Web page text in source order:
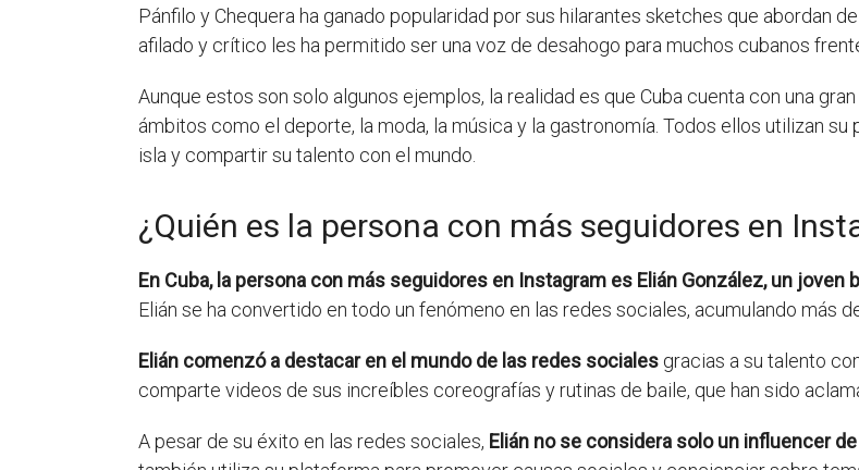
Pánfilo y Chequera ha ganado popularidad por sus hilarantes sketches que abordan
afilado y crítico les ha permitido ser una voz de desahogo para muchos cubanos
Aunque estos son solo algunos ejemplos, la realidad es que Cuba cuenta con una
ámbitos como el deporte, la moda, la música y la gastronomía. Todos ellos utilizan
isla y compartir su talento con el mundo.
¿Quién es la persona con más seguidores en
En Cuba, la persona con más seguidores en Instagram es Elián González, un joven
Elián se ha convertido en todo un fenómeno en las redes sociales, acumulando más
Elián comenzó a destacar en el mundo de las redes sociales gracias a su talento
comparte videos de sus increíbles coreografías y rutinas de baile, que han sido
A pesar de su éxito en las redes sociales, Elián no se considera solo un influencer